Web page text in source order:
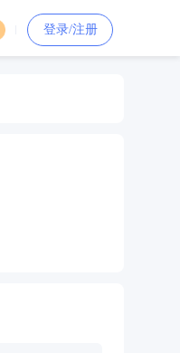
登录/注册